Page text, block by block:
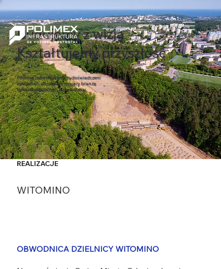
Budujemy z wizją
Kształtujemy przyszłość
Polimex Infrastruktura to doświadczeni
specjaliści, doskonale znający branżę
infrastrukturalną i kubaturową
OBWODNICA DZIELNICY WITOMINO
REALIZACJE
WITOMINO